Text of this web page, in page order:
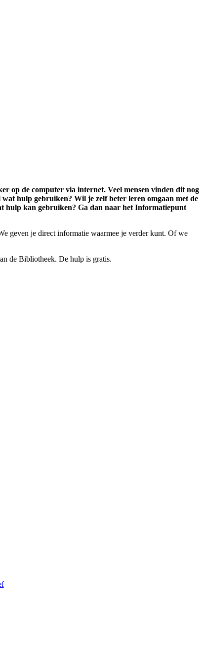
op de computer via internet. Veel mensen vinden dit nog
hulp gebruiken? Wil je zelf beter leren omgaan met de
hulp kan gebruiken? Ga dan naar het Informatiepunt
geven je direct informatie waarmee je verder kunt. Of we
de Bibliotheek. De hulp is gratis.